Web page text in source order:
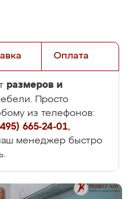
Оплата
размеров и
Просто
из телефонов:
665-24-01,
менеджер быстро